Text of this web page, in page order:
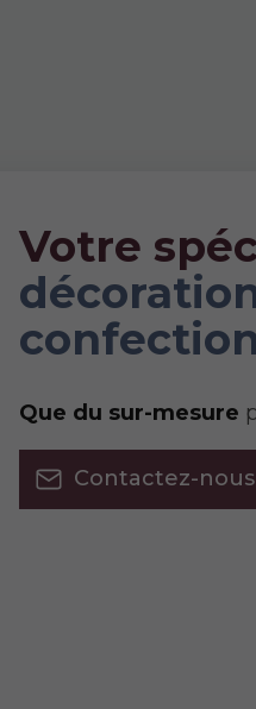
Votre
Que du sur-mesure
Contactez-nous